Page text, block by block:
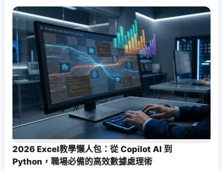
2026 Excel教學懶人包：從 Copilot AI 到
Python，職場必備的高效數據處理術